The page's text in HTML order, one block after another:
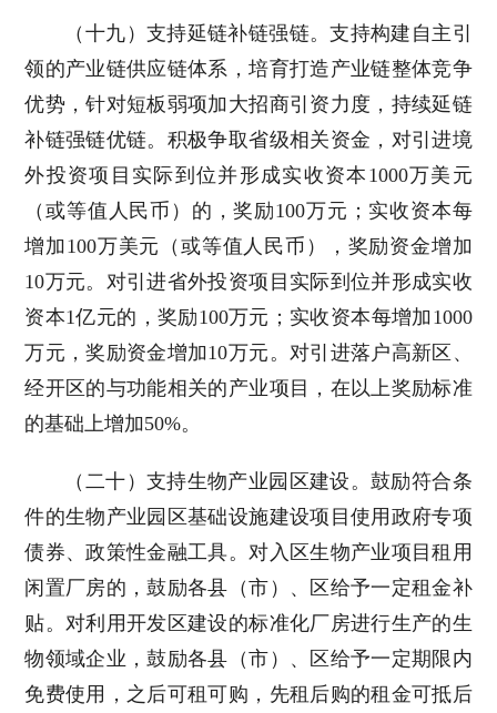
（十九）支持延链补链强链。支持构建自主引
领的产业链供应链体系，培育打造产业链整体竞争
优势，针对短板弱项加大招商引资力度，持续延链
补链强链优链。积极争取省级相关资金，对引进境
外投资项目实际到位并形成实收资本1000万美元
（或等值人民币）的，奖励100万元；实收资本每
增加100万美元（或等值人民币），奖励资金增加
10万元。对引进省外投资项目实际到位并形成实收
资本1亿元的，奖励100万元；实收资本每增加1000
万元，奖励资金增加10万元。对引进落户高新区、
经开区的与功能相关的产业项目，在以上奖励标准
的基础上增加50%。
（二十）支持生物产业园区建设。鼓励符合条
件的生物产业园区基础设施建设项目使用政府专项
债券、政策性金融工具。对入区生物产业项目租用
闲置厂房的，鼓励各县（市）、区给予一定租金补
贴。对利用开发区建设的标准化厂房进行生产的生
物领域企业，鼓励各县（市）、区给予一定期限内
免费使用，之后可租可购，先租后购的租金可抵后